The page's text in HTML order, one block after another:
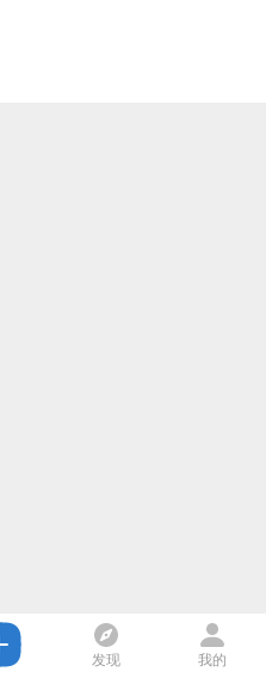
发现 我的